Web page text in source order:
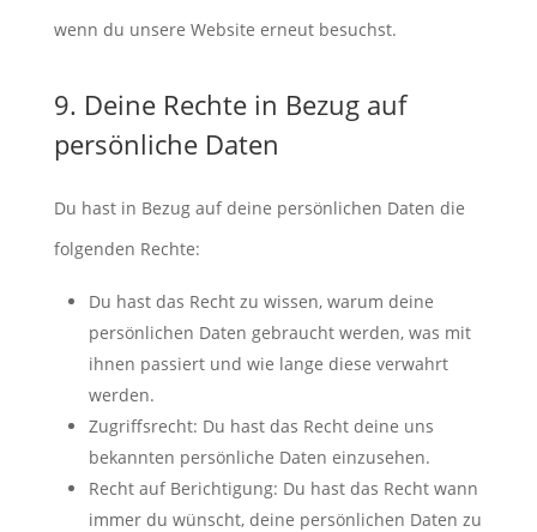
wenn du unsere Website erneut besuchst.
9. Deine Rechte in Bezug auf
persönliche Daten
Du hast in Bezug auf deine persönlichen Daten die
folgenden Rechte:
Du hast das Recht zu wissen, warum deine
persönlichen Daten gebraucht werden, was mit
ihnen passiert und wie lange diese verwahrt
werden.
Zugriffsrecht: Du hast das Recht deine uns
bekannten persönliche Daten einzusehen.
Recht auf Berichtigung: Du hast das Recht wann
immer du wünscht, deine persönlichen Daten zu